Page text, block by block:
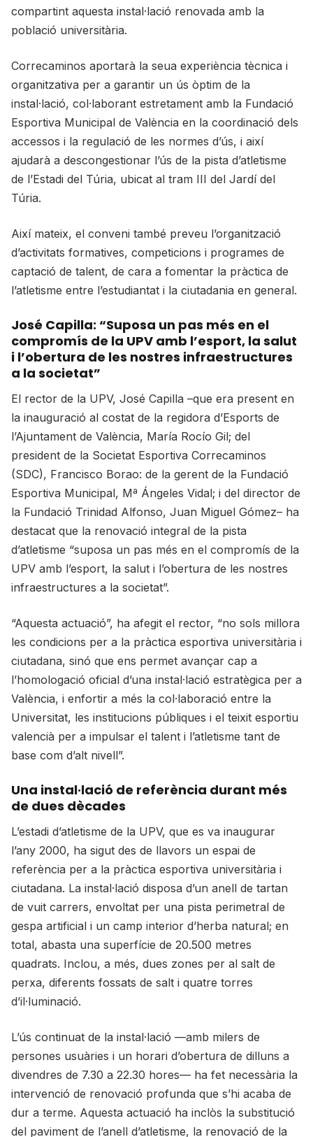
compartint aquesta instal·lació renovada amb la
població universitària.
Correcaminos aportarà la seua experiència tècnica i
organitzativa per a garantir un ús òptim de la
instal·lació, col·laborant estretament amb la Fundació
Esportiva Municipal de València en la coordinació dels
accessos i la regulació de les normes d’ús, i així
ajudarà a descongestionar l’ús de la pista d’atletisme
de l’Estadi del Túria, ubicat al tram III del Jardí del
Túria.
Així mateix, el conveni també preveu l’organització
d’activitats formatives, competicions i programes de
captació de talent, de cara a fomentar la pràctica de
l’atletisme entre l’estudiantat i la ciutadania en general.
José Capilla: “Suposa un pas més en el
compromís de la UPV amb l’esport, la salut
i l’obertura de les nostres infraestructures
a la societat”
El rector de la UPV, José Capilla –que era present en
la inauguració al costat de la regidora d’Esports de
l’Ajuntament de València, María Rocío Gil; del
president de la Societat Esportiva Correcaminos
(SDC), Francisco Borao: de la gerent de la Fundació
Esportiva Municipal, Mª Ángeles Vidal; i del director de
la Fundació Trinidad Alfonso, Juan Miguel Gómez– ha
destacat que la renovació integral de la pista
d’atletisme “suposa un pas més en el compromís de la
UPV amb l’esport, la salut i l’obertura de les nostres
infraestructures a la societat”.
“Aquesta actuació”, ha afegit el rector, “no sols millora
les condicions per a la pràctica esportiva universitària i
ciutadana, sinó que ens permet avançar cap a
l’homologació oficial d’una instal·lació estratègica per a
València, i enfortir a més la col·laboració entre la
Universitat, les institucions públiques i el teixit esportiu
valencià per a impulsar el talent i l’atletisme tant de
base com d’alt nivell”.
Una instal·lació de referència durant més
de dues dècades
L’estadi d’atletisme de la UPV, que es va inaugurar
l’any 2000, ha sigut des de llavors un espai de
referència per a la pràctica esportiva universitària i
ciutadana. La instal·lació disposa d’un anell de tartan
de vuit carrers, envoltat per una pista perimetral de
gespa artificial i un camp interior d’herba natural; en
total, abasta una superfície de 20.500 metres
quadrats. Inclou, a més, dues zones per al salt de
perxa, diferents fossats de salt i quatre torres
d’il·luminació.
L’ús continuat de la instal·lació —amb milers de
persones usuàries i un horari d’obertura de dilluns a
divendres de 7.30 a 22.30 hores— ha fet necessària la
intervenció de renovació profunda que s’hi acaba de
dur a terme. Aquesta actuació ha inclòs la substitució
del paviment de l’anell d’atletisme, la renovació de la